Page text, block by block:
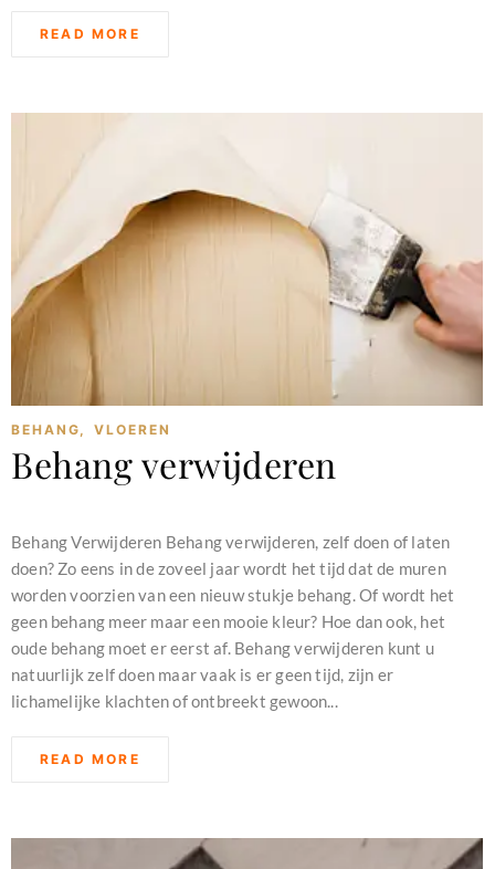
READ MORE
BEHANG, VLOEREN
Behang verwijderen
Behang Verwijderen Behang verwijderen, zelf doen of laten
doen? Zo eens in de zoveel jaar wordt het tijd dat de muren
worden voorzien van een nieuw stukje behang. Of wordt het
geen behang meer maar een mooie kleur? Hoe dan ook, het
oude behang moet er eerst af. Behang verwijderen kunt u
natuurlijk zelf doen maar vaak is er geen tijd, zijn er
lichamelijke klachten of ontbreekt gewoon...
READ MORE